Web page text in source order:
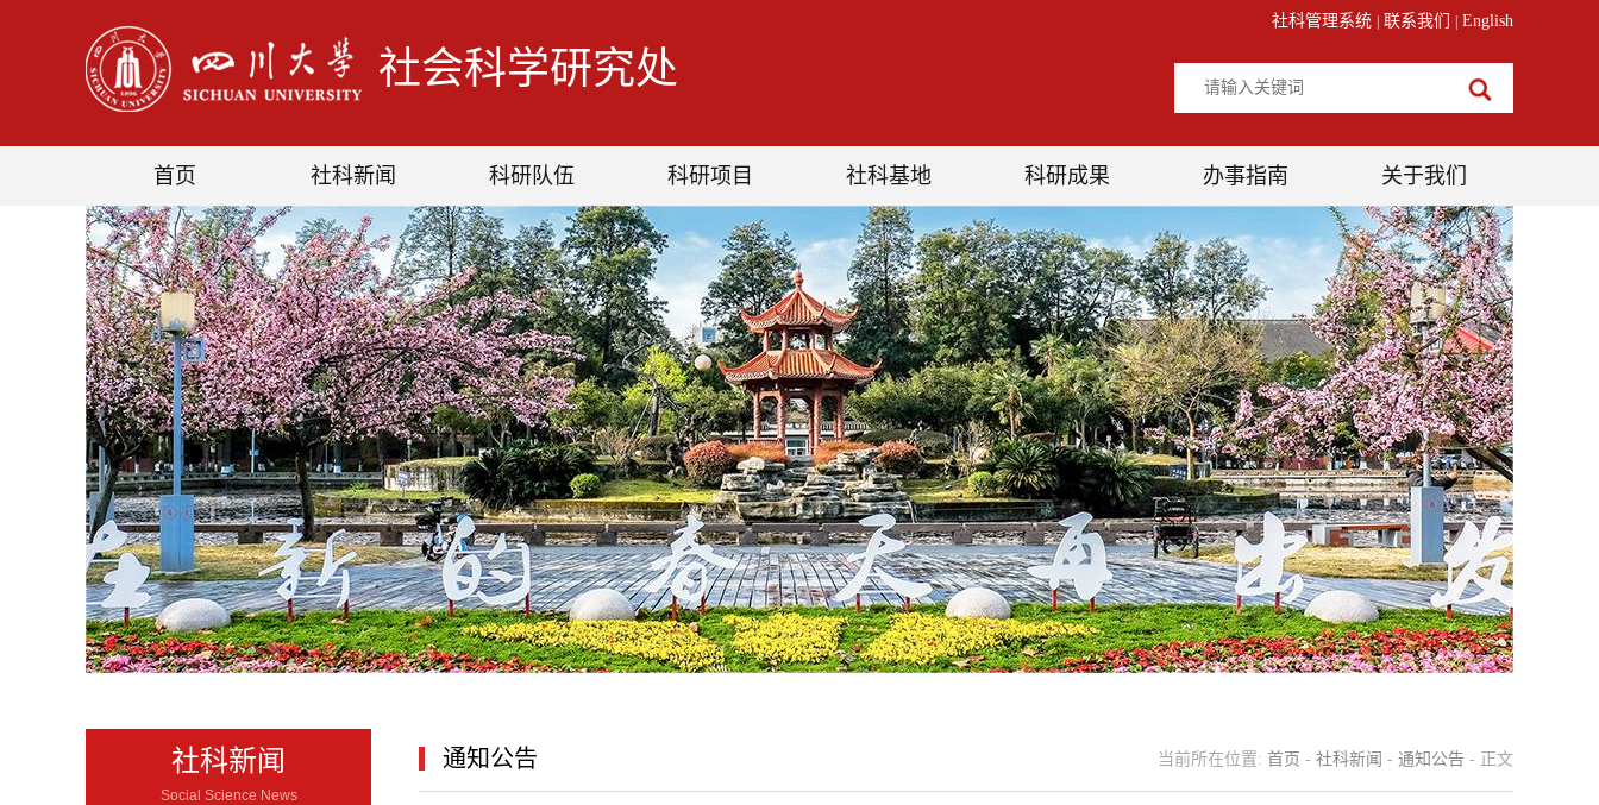
社会科学研究处
社科管理系统 联系我们 English
首页 社科新闻 科研队伍 科研项目 社科基地 科研成果 办事指南 关于我们
社科新闻
Social Science News
通知公告 当前所在位置: 首页 - 社科新闻 - 通知公告 - 正文